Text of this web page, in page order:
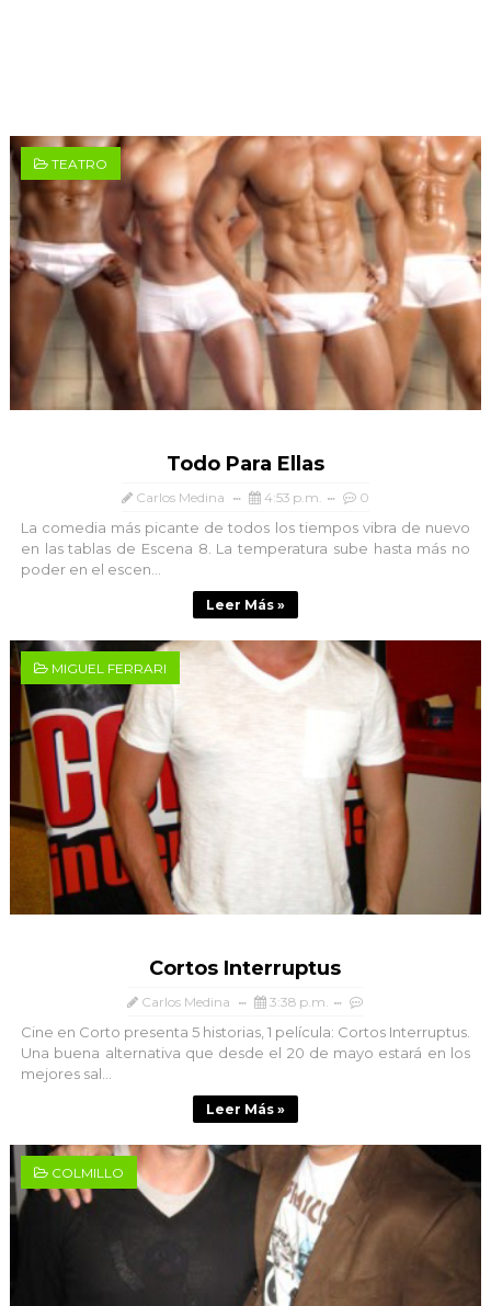
TEATRO
Todo Para Ellas
Carlos Medina 4:53 p.m. 0
La comedia más picante de todos los tiempos vibra de nuevo
en las tablas de Escena 8. La temperatura sube hasta más no
poder en el escen...
Leer Más »
MIGUEL FERRARI
Cortos Interruptus
Carlos Medina 3:38 p.m.
Cine en Corto presenta 5 historias, 1 película: Cortos Interruptus.
Una buena alternativa que desde el 20 de mayo estará en los
mejores sal...
Leer Más »
COLMILLO